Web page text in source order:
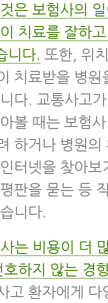
은 보험사의
치료를 잘하
니다. 또한, 위
치료받을 병원
다. 교통사고
볼 때는 보험
하거나 병원의
터넷을 찾아보
판을 묻는 등
니다.
는 비용이 더
하지 않는 경
고 환자에게 다